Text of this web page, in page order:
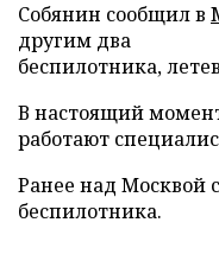
Собянин сообщил в
другим два
беспилотника,
В настоящий
работают
Ранее над Москвой
беспилотника.